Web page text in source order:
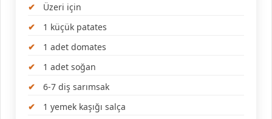
Üzeri için
1 küçük patates
1 adet domates
1 adet soğan
6-7 diş sarımsak
1 yemek kaşığı salça